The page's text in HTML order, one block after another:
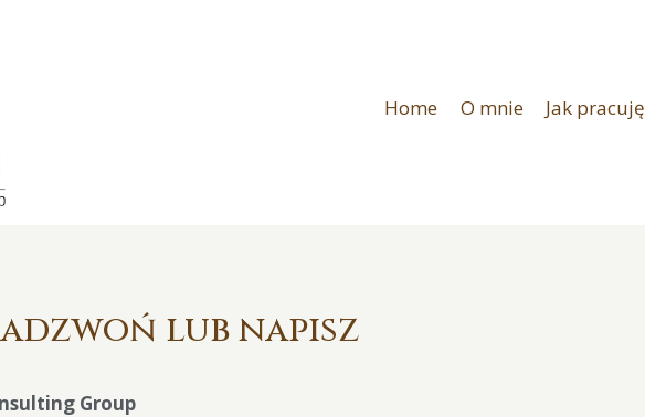
Home O mnie Jak pracuję
lub napisz
Group